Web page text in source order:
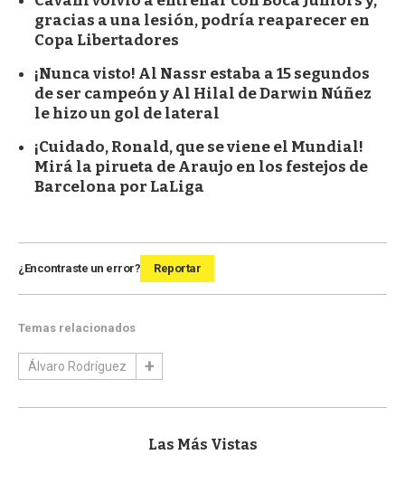
gracias a una lesión, podría reaparecer en
Copa Libertadores
¡Nunca visto! Al Nassr estaba a 15 segundos
de ser campeón y Al Hilal de Darwin Núñez
le hizo un gol de lateral
¡Cuidado, Ronald, que se viene el Mundial!
Mirá la pirueta de Araujo en los festejos de
Barcelona por LaLiga
¿Encontraste un error? Reportar
Temas relacionados
Álvaro Rodríguez
Las Más Vistas